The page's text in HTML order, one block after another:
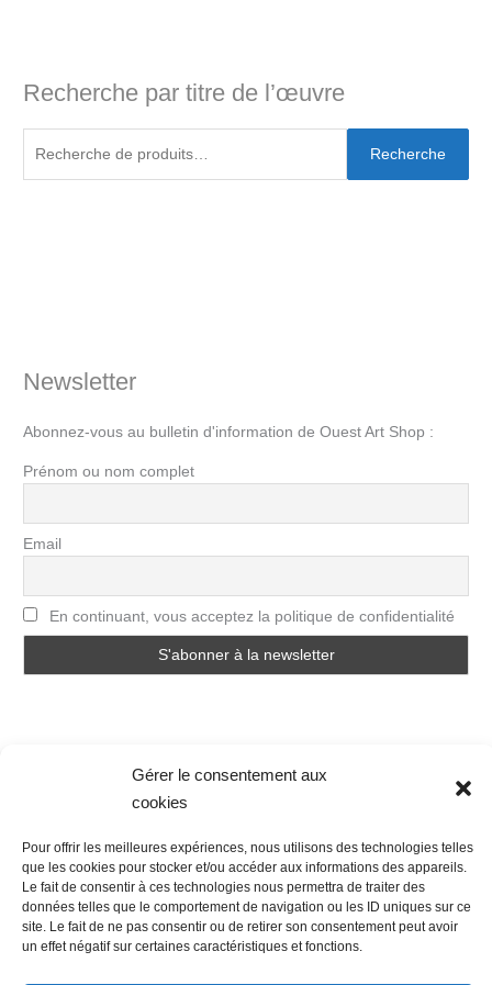
Gérer le consentement aux
cookies
Pour offrir les meilleures expériences, nous utilisons des technologies telles
que les cookies pour stocker et/ou accéder aux informations des appareils.
Le fait de consentir à ces technologies nous permettra de traiter des
données telles que le comportement de navigation ou les ID uniques sur ce
site. Le fait de ne pas consentir ou de retirer son consentement peut avoir
un effet négatif sur certaines caractéristiques et fonctions.
Recherche par titre de l’œuvre
Recherche
Newsletter
Abonnez-vous au bulletin d'information de Ouest Art Shop :
Prénom ou nom complet
Email
En continuant, vous acceptez la politique de confidentialité
Politique de confidentialité
Mentions légales
Mon compte
Mot de passe perdu
Newsletter Politique de cookies (UE)